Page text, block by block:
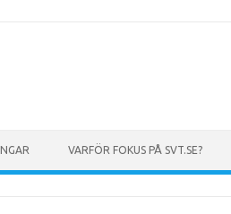
VARFÖR FOKUS PÅ SVT.SE?